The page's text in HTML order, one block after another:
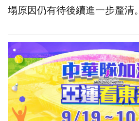
塌原因仍有待後續進一步釐清。